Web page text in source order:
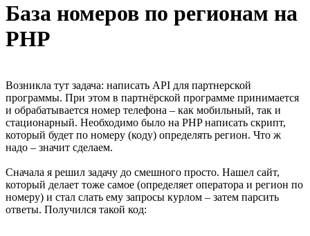
База номеров по регионам на
PHP
Возникла тут задача: написать API для партнерской
программы. При этом в партнёрской программе принимается
и обрабатывается номер телефона – как мобильный, так и
стационарный. Необходимо было на PHP написать скрипт,
который будет по номеру (коду) определять регион. Что ж
надо – значит сделаем.
Сначала я решил задачу до смешного просто. Нашел сайт,
который делает тоже самое (определяет оператора и регион по
номеру) и стал слать ему запросы курлом – затем парсить
ответы. Получился такой код: